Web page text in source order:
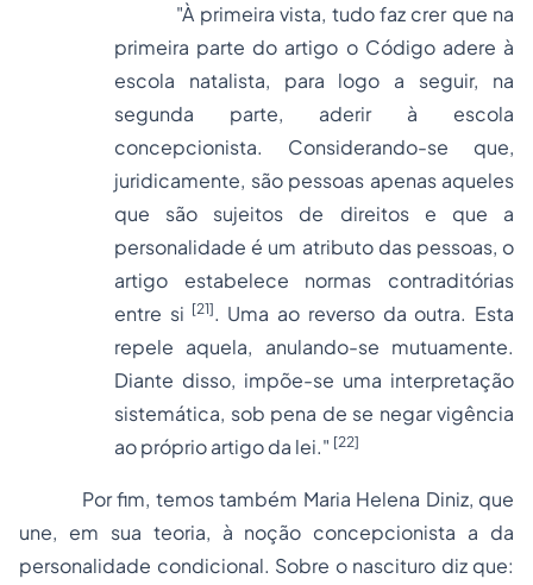
"À primeira vista, tudo faz crer que na
primeira parte do artigo o Código adere à
escola natalista, para logo a seguir, na
segunda parte, aderir à escola
concepcionista. Considerando-se que,
juridicamente, são pessoas apenas aqueles
que são sujeitos de direitos e que a
personalidade é um atributo das pessoas, o
artigo estabelece normas contraditórias
entre si [21]. Uma ao reverso da outra. Esta
repele aquela, anulando-se mutuamente.
Diante disso, impõe-se uma interpretação
sistemática, sob pena de se negar vigência
ao próprio artigo da lei." [22]
Por fim, temos também Maria Helena Diniz, que
une, em sua teoria, à noção concepcionista a da
personalidade condicional. Sobre o nascituro diz que: